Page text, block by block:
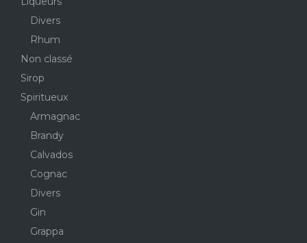
Divers
Rhum
Non classé
Sirop
Spiritueux
Armagnac
Brandy
Calvados
Cognac
Divers
Gin
Grappa